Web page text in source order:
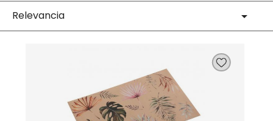
Relevancia 